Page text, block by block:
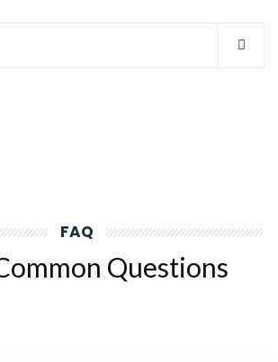
FAQ
Questions